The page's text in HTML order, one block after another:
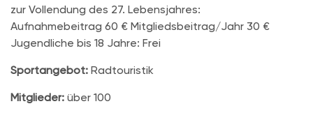
zur Vollendung des 27. Lebensjahres:
Aufnahmebeitrag 60 € Mitgliedsbeitrag/Jahr 30 €
Jugendliche bis 18 Jahre: Frei
Sportangebot: Radtouristik
Mitglieder: über 100